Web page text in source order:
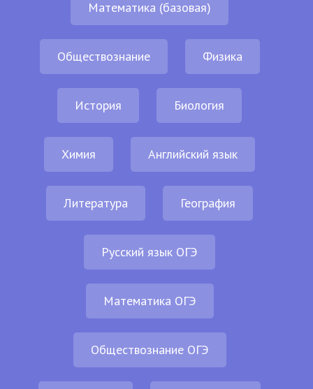
Математика (базовая)
Обществознание Физика
История Биология
Химия Английский язык
Литература География
Русский язык ОГЭ
Математика ОГЭ
Обществознание ОГЭ